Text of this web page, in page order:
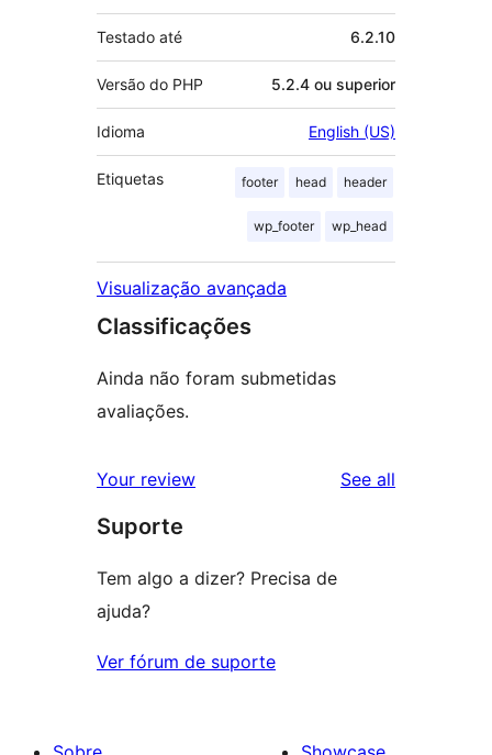
Testado até 6.2.10
Versão do PHP 5.2.4 ou superior
Idioma English (US)
Etiquetas footer head header
wp_footer wp_head
Visualização avançada
Classificações
Ainda não foram submetidas
avaliações.
Your review See all
Suporte
Tem algo a dizer? Precisa de
ajuda?
Ver fórum de suporte